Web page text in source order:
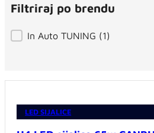
Filtriraj po brendu
Filtriraj po brendu
In Auto TUNING (1)
LED SIJALICE